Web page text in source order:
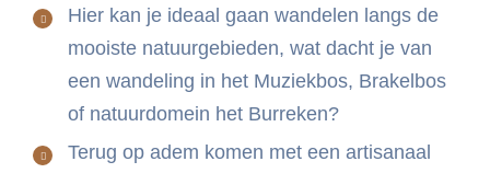
Hier kan je ideaal gaan wandelen langs de
mooiste natuurgebieden, wat dacht je van
een wandeling in het Muziekbos, Brakelbos
of natuurdomein het Burreken?
Terug op adem komen met een artisanaal